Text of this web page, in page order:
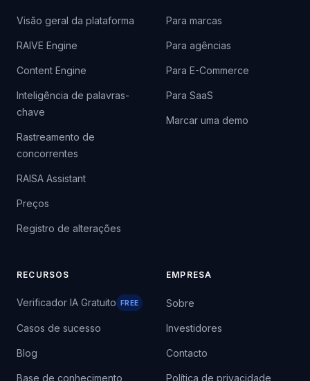
Visão geral da plataforma
RAIVE Engine
Content Engine
Inteligência de palavras-
chave
Rastreamento de
concorrentes
RAISA Assistant
Preços
Registro de alterações
Para marcas
Para agências
Para E-Commerce
Para SaaS
Marcar uma demo
RECURSOS
Verificador IA Gratuito FREE
Casos de sucesso
Blog
Base de conhecimento
EMPRESA
Sobre
Investidores
Contacto
Política de privacidade